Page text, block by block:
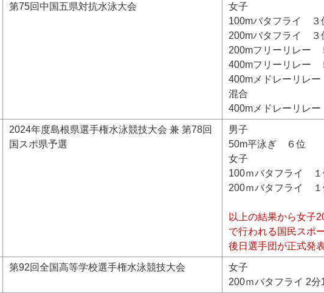
第75回中国五県対抗水泳大会
女子
100mバタフライ
200mバタフライ
200mフリーリレー
400mフリーリレー
400mメドレーリレ
混合
400mメドレーリレ
2024年度島根県選手権水泳競技大会 兼 第78回
国スポ県予選
男子
50m平泳ぎ ６位
女子
100ｍバタフライ １
200ｍバタフライ １
以上の結果から女子
で行われる国民スポ
後日選手団が正式発
第92回全国高等学校選手権水泳競技大会
女子
200ｍバタフライ 2